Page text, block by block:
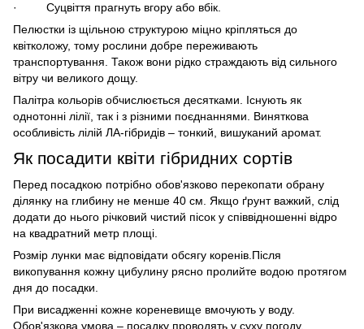
·
Суцвіття прагнуть вгору або вбік.
Пелюстки із щільною структурою міцно кріпляться до
квітколожу, тому рослини добре переживають
транспортування. Також вони рідко страждають від сильного
вітру чи великого дощу.
Палітра кольорів обчислюється десятками. Існують як
однотонні лілії, так і з різними поєднаннями. Виняткова
особливість лілій ЛА-гібридів – тонкий, вишуканий аромат.
Як посадити квіти гібридних сортів
Перед посадкою потрібно обов'язково перекопати обрану
ділянку на глибину не менше 40 см. Якщо ґрунт важкий, слід
додати до нього річковий чистий пісок у співвідношенні відро
на квадратний метр площі.
Розмір лунки має відповідати обсягу коренів.Після
викопування кожну цибулину рясно пролийте водою протягом
дня до посадки.
При висадженні кожне кореневище вмочують у воду.
Обов'язкова умова – посадку проводять у суху погоду.